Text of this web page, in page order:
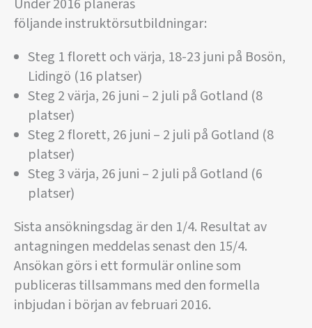
Under 2016 planeras
följande instruktörsutbildningar:
Steg 1 florett och värja, 18-23 juni på Bosön,
Lidingö (16 platser)
Steg 2 värja, 26 juni – 2 juli på Gotland (8
platser)
Steg 2 florett, 26 juni – 2 juli på Gotland (8
platser)
Steg 3 värja, 26 juni – 2 juli på Gotland (6
platser)
Sista ansökningsdag är den 1/4. Resultat av
antagningen meddelas senast den 15/4.
Ansökan görs i ett formulär online som
publiceras tillsammans med den formella
inbjudan i början av februari 2016.